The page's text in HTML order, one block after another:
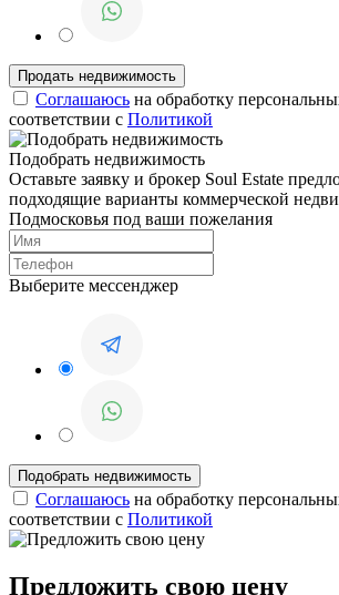
Соглашаюсь на обработку
соответствии с Политикой
Подобрать недвижимость
Оставьте заявку и брокер Soul Estate
подходящие варианты коммерческой
Подмосковья под ваши пожелания
Выберите мессенджер
Соглашаюсь на обработку
соответствии с Политикой
Предложить свою цену